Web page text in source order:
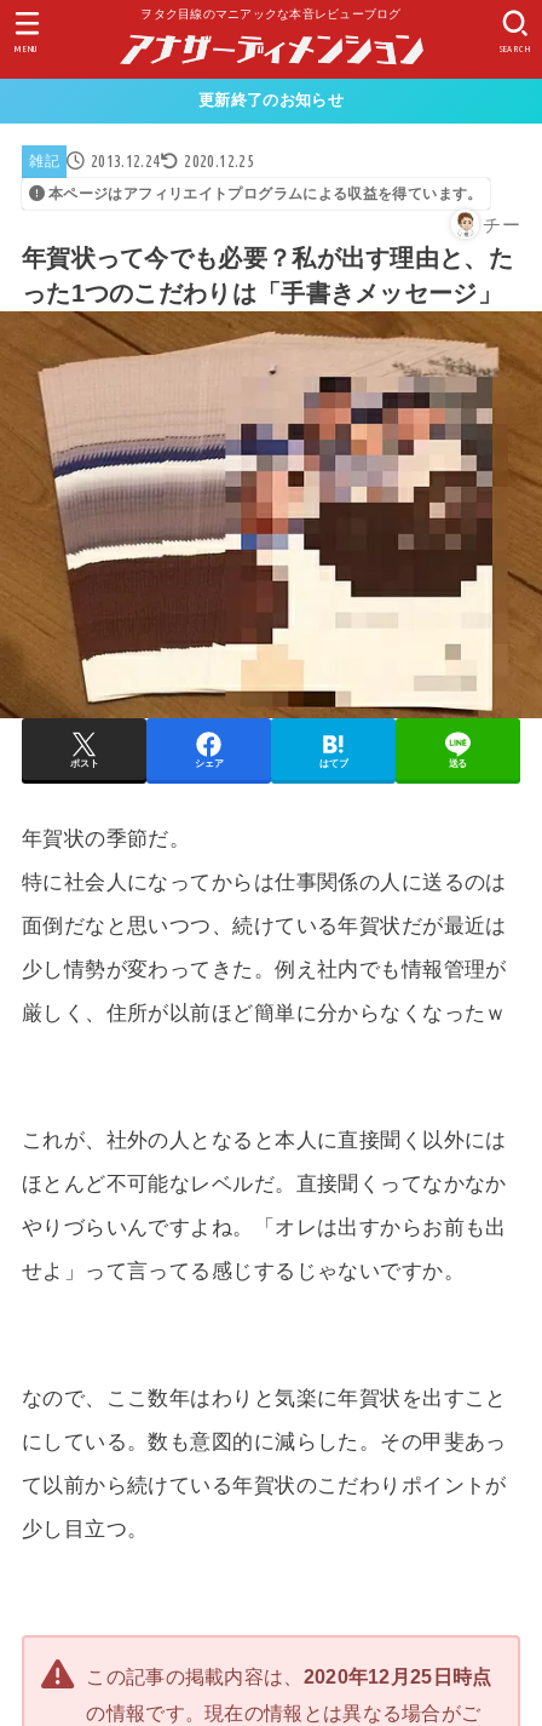
ヲタク目線のマニアックな本音レビューブログ
SEARCH
MENU
更新終了のお知らせ
雑記 2013.12.24 2020.12.25
本ページはアフィリエイトプログラムによる収益を得ています。
チー
年賀状って今でも必要？私が出す理由と、た
った1つのこだわりは「手書きメッセージ」
ポスト シェア はてブ 送る
年賀状の季節だ。
特に社会人になってからは仕事関係の人に送るのは
面倒だなと思いつつ、続けている年賀状だが最近は
少し情勢が変わってきた。例え社内でも情報管理が
厳しく、住所が以前ほど簡単に分からなくなったｗ
これが、社外の人となると本人に直接聞く以外には
ほとんど不可能なレベルだ。直接聞くってなかなか
やりづらいんですよね。「オレは出すからお前も出
せよ」って言ってる感じするじゃないですか。
なので、ここ数年はわりと気楽に年賀状を出すこと
にしている。数も意図的に減らした。その甲斐あっ
て以前から続けている年賀状のこだわりポイントが
少し目立つ。
この記事の掲載内容は、 2020年12月25日時点
の情報です。現在の情報とは異なる場合がご